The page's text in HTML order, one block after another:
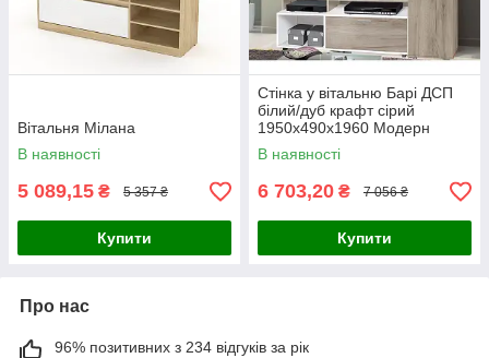
Вітальня Мілана
В наявності
5 089,15 ₴ 5 357 ₴
Купити
Стінка у вітальню Барі ДСП
білий/дуб крафт сірий
1950х490х1960 Модерн
В наявності
6 703,20 ₴ 7 056 ₴
Купити
Про нас
96% позитивних з 234 відгуків за рік